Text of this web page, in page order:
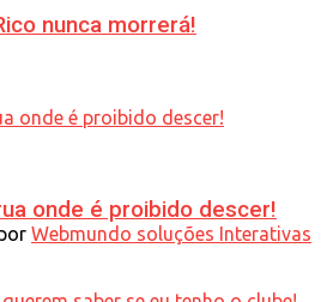
nunca morrerá!
onde é proibido descer!
Webmundo soluções Interativas